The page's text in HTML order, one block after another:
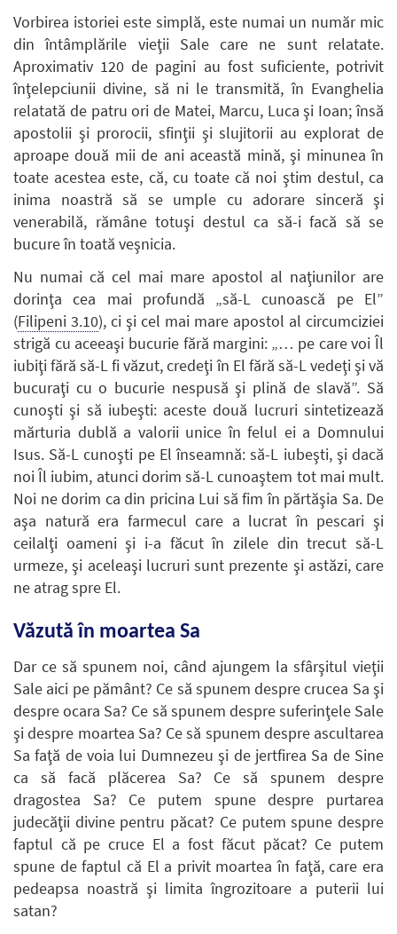
Vorbirea istoriei este simplă, este numai un număr mic
din întâmplările vieţii Sale care ne sunt relatate.
Aproximativ 120 de pagini au fost suficiente, potrivit
înţelepciunii divine, să ni le transmită, în Evanghelia
relatată de patru ori de Matei, Marcu, Luca şi Ioan; însă
apostolii şi prorocii, sfinţii şi slujitorii au explorat de
aproape două mii de ani această mină, şi minunea în
toate acestea este, că, cu toate că noi ştim destul, ca
inima noastră să se umple cu adorare sinceră şi
venerabilă, rămâne totuşi destul ca să-i facă să se
bucure în toată veşnicia.
Nu numai că cel mai mare apostol al naţiunilor are
dorinţa cea mai profundă „să-L cunoască pe El”
(Filipeni 3.10), ci şi cel mai mare apostol al circumciziei
strigă cu aceeaşi bucurie fără margini: „… pe care voi Îl
iubiţi fără să-L fi văzut, credeţi în El fără să-L vedeţi şi vă
bucuraţi cu o bucurie nespusă şi plină de slavă”. Să
cunoşti şi să iubeşti: aceste două lucruri sintetizează
mărturia dublă a valorii unice în felul ei a Domnului
Isus. Să-L cunoşti pe El înseamnă: să-L iubeşti, şi dacă
noi Îl iubim, atunci dorim să-L cunoaştem tot mai mult.
Noi ne dorim ca din pricina Lui să fim în părtăşia Sa. De
aşa natură era farmecul care a lucrat în pescari şi
ceilalţi oameni şi i-a făcut în zilele din trecut să-L
urmeze, şi aceleaşi lucruri sunt prezente şi astăzi, care
ne atrag spre El.
Văzută în moartea Sa
Dar ce să spunem noi, când ajungem la sfârşitul vieţii
Sale aici pe pământ? Ce să spunem despre crucea Sa şi
despre ocara Sa? Ce să spunem despre suferinţele Sale
şi despre moartea Sa? Ce să spunem despre ascultarea
Sa faţă de voia lui Dumnezeu şi de jertfirea Sa de Sine
ca să facă plăcerea Sa? Ce să spunem despre
dragostea Sa? Ce putem spune despre purtarea
judecăţii divine pentru păcat? Ce putem spune despre
faptul că pe cruce El a fost făcut păcat? Ce putem
spune de faptul că El a privit moartea în faţă, care era
pedeapsa noastră şi limita îngrozitoare a puterii lui
satan?